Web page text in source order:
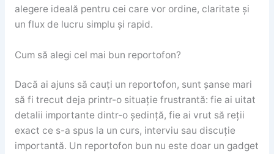
alegere ideală pentru cei care vor ordine, claritate și
un flux de lucru simplu și rapid.
Cum să alegi cel mai bun reportofon?
Dacă ai ajuns să cauți un reportofon, sunt șanse mari
să fi trecut deja printr-o situație frustrantă: fie ai uitat
detalii importante dintr-o ședință, fie ai vrut să reții
exact ce s-a spus la un curs, interviu sau discuție
importantă. Un reportofon bun nu este doar un gadget